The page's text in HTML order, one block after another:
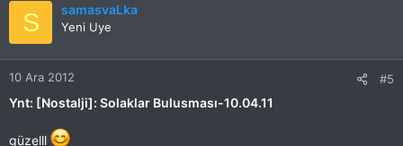
S samasvaLka
Yeni Uye
10 Ara 2012 #5
Ynt: [Nostalji]: Solaklar Bulusması-10.04.11
güzelll